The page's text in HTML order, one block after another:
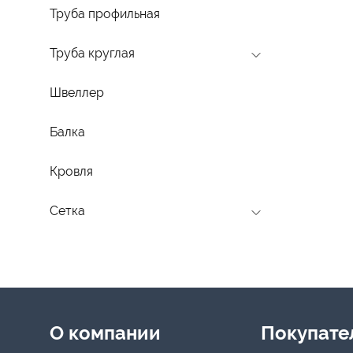
Труба профильная
Труба круглая
Швеллер
Балка
Кровля
Сетка
Menu footer
О компании